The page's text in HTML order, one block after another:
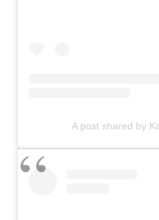
A post shared by